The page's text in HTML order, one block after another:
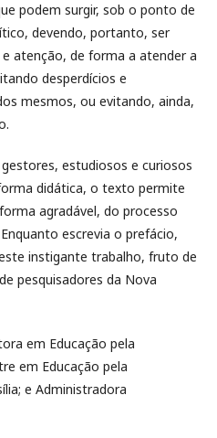
podem surgir, sob o ponto de
devendo, portanto, ser
atenção, de forma a atender a
desperdícios e
mesmos, ou evitando, ainda,
estudiosos e curiosos
didática, o texto permite
agradável, do processo
escrevia o prefácio,
instigante trabalho, fruto de
pesquisadores da Nova
em Educação pela
em Educação pela
e Administradora